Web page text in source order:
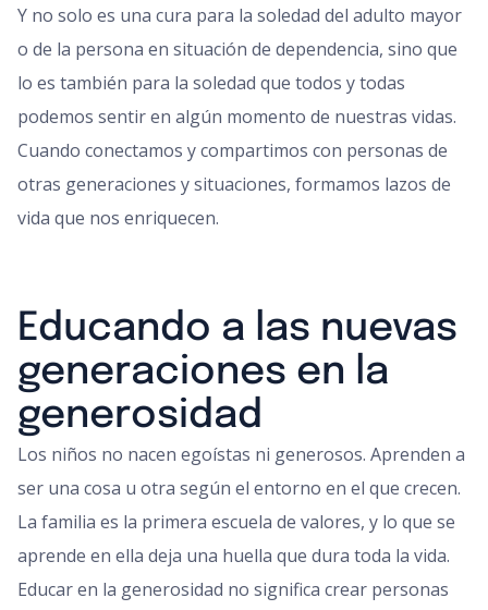
Y no solo es una cura para la soledad del adulto mayor
o de la persona en situación de dependencia, sino que
lo es también para la soledad que todos y todas
podemos sentir en algún momento de nuestras vidas.
Cuando conectamos y compartimos con personas de
otras generaciones y situaciones, formamos lazos de
vida que nos enriquecen.
Educando a las nuevas
generaciones en la
generosidad
Los niños no nacen egoístas ni generosos. Aprenden a
ser una cosa u otra según el entorno en el que crecen.
La familia es la primera escuela de valores, y lo que se
aprende en ella deja una huella que dura toda la vida.
Educar en la generosidad no significa crear personas